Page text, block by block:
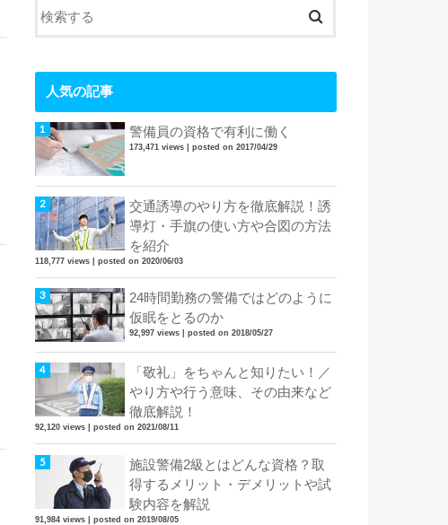
人気の記事
警備員の資格で有利に働く
173,471 views posted on 2017/04/29
交通誘導のやり方を徹底解説！誘
導灯・手旗の使い方や合図の方法
を紹介
118,777 views posted on 2020/06/03
24時間勤務の警備ではどのように
仮眠をとるのか
92,997 views posted on 2018/05/27
「敬礼」をちゃんと知りたい！／
やり方や行う意味、その由来など
徹底解説！
92,120 views posted on 2021/08/11
施設警備2級とはどんな資格？取
得するメリット・デメリットや試
験内容を解説
91,984 views posted on 2019/08/05